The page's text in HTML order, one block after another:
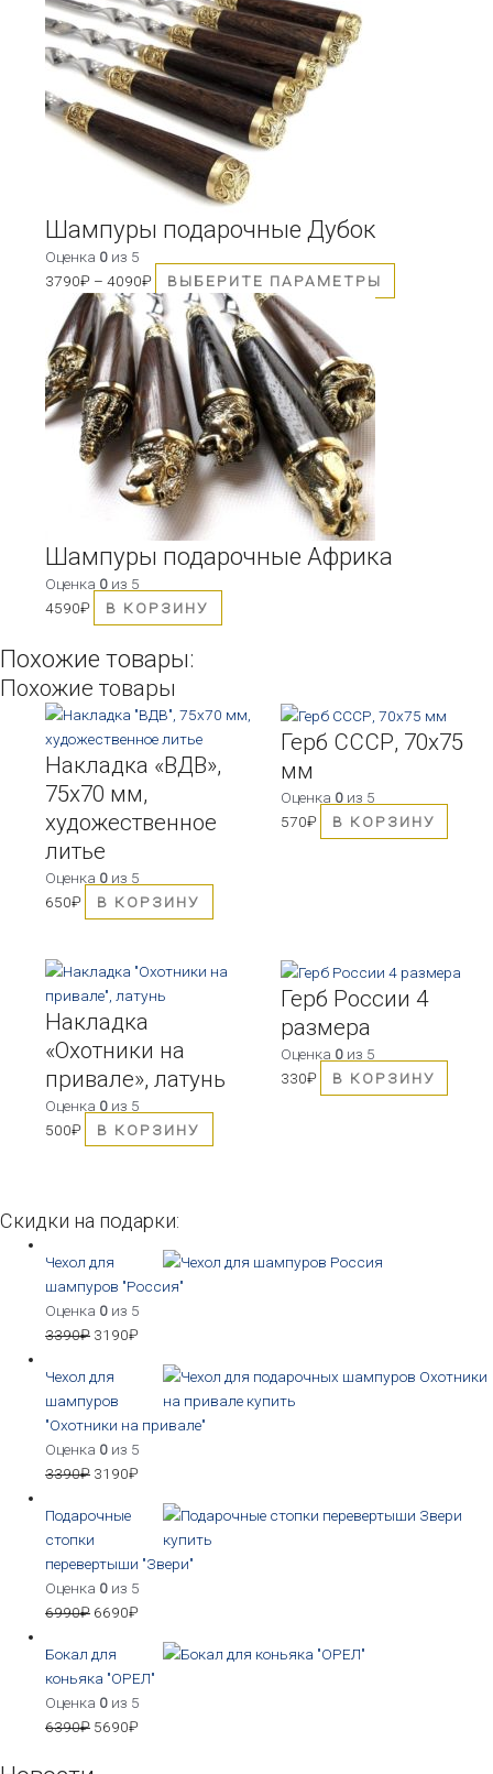
Шампуры подарочные Дубок
Оценка 0 из 5
3790₽ –4090₽ ВЫБЕРИТЕ ПАРАМЕТРЫ
Шампуры подарочные Африка
Оценка 0 из 5
4590₽ В КОРЗИНУ
Похожие товары:
Похожие товары
Накладка «ВДВ»,
75х70 мм,
художественное
литье
Оценка 0 из 5
650₽ В КОРЗИНУ
Герб СССР, 70х75
мм
Оценка 0из 5
570₽ В КОРЗИНУ
Накладка
«Охотники на
привале», латунь
Оценка 0 из 5
500₽ В КОРЗИНУ
Герб России 4
размера
Оценка 0из 5
330₽ В КОРЗИНУ
Скидки на подарки:
Чехол для
шампуров "Россия"
Оценка 0 из 5
3390₽ 3190₽
Чехол для
шампуров
"Охотники на привале"
Оценка 0 из 5
3390₽ 3190₽
Подарочные
стопки
перевертыши "Звери"
Оценка 0 из 5
6990₽ 6690₽
Бокал для
коньяка "ОРЕЛ"
Оценка 0 из 5
6390₽ 5690₽